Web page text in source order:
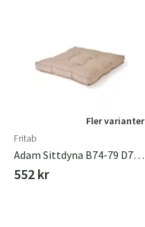
Fler varianter
Fritab
Adam Sittdyna B74-79 D74-79 Cm Linne
552 kr